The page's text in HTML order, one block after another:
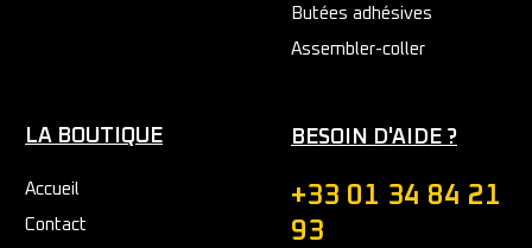
Butées adhésives
Assembler-coller
LA BOUTIQUE
Accueil
Contact
BESOIN D'AIDE ?
+33 01 34 84 21
93